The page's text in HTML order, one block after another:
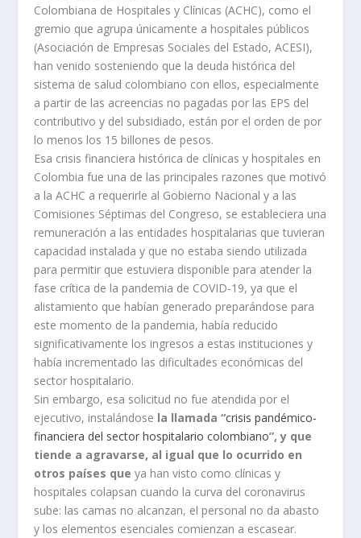
Colombiana de Hospitales y Clínicas (ACHC), como el
gremio que agrupa únicamente a hospitales públicos
(Asociación de Empresas Sociales del Estado, ACESI),
han venido sosteniendo que la deuda histórica del
sistema de salud colombiano con ellos, especialmente
a partir de las acreencias no pagadas por las EPS del
contributivo y del subsidiado, están por el orden de por
lo menos los 15 billones de pesos.
Esa crisis financiera histórica de clínicas y hospitales en
Colombia fue una de las principales razones que motivó
a la ACHC a requerirle al Gobierno Nacional y a las
Comisiones Séptimas del Congreso, se estableciera una
remuneración a las entidades hospitalarias que tuvieran
capacidad instalada y que no estaba siendo utilizada
para permitir que estuviera disponible para atender la
fase crítica de la pandemia de COVID-19, ya que el
alistamiento que habían generado preparándose para
este momento de la pandemia, había reducido
significativamente los ingresos a estas instituciones y
había incrementado las dificultades económicas del
sector hospitalario.
Sin embargo, esa solicitud no fue atendida por el
ejecutivo, instalándose la llamada “crisis pandémico-
financiera del sector hospitalario colombiano”, y que
tiende a agravarse, al igual que lo ocurrido en
otros países que ya han visto como clínicas y
hospitales colapsan cuando la curva del coronavirus
sube: las camas no alcanzan, el personal no da abasto
y los elementos esenciales comienzan a escasear.